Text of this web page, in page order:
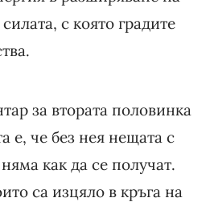
с която градите
за втората половинка
е, че без нея нещата с
как да се получат.
са изцяло в кръга на